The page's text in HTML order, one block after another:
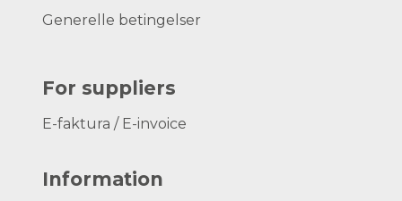
Generelle betingelser
For suppliers
E-faktura / E-invoice
Information